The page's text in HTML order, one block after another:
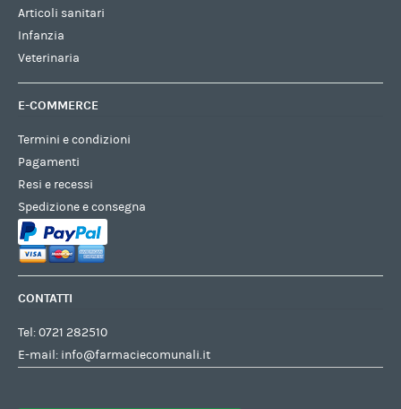
Articoli sanitari
Infanzia
Veterinaria
E-COMMERCE
Termini e condizioni
Pagamenti
Resi e recessi
Spedizione e consegna
CONTATTI
Tel:0721 282510
E-mail: info@farmaciecomunali.it